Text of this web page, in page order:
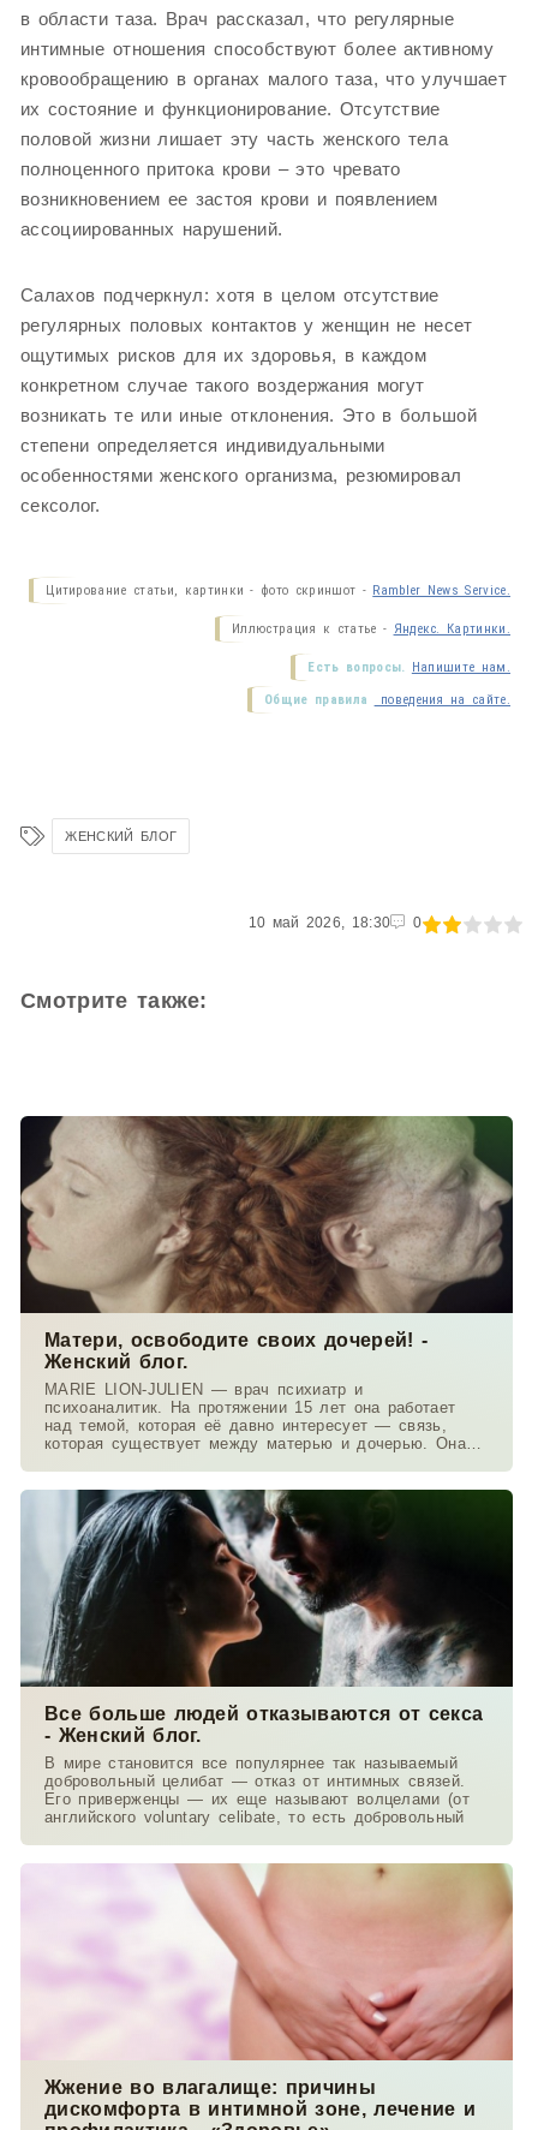
в области таза. Врач рассказал, что регулярные
интимные отношения способствуют более активному
кровообращению в органах малого таза, что улучшает
их состояние и функционирование. Отсутствие
половой жизни лишает эту часть женского тела
полноценного притока крови – это чревато
возникновением ее застоя крови и появлением
ассоциированных нарушений.
Салахов подчеркнул: хотя в целом отсутствие
регулярных половых контактов у женщин не несет
ощутимых рисков для их здоровья, в каждом
конкретном случае такого воздержания могут
возникать те или иные отклонения. Это в большой
степени определяется индивидуальными
особенностями женского организма, резюмировал
сексолог.
Цитирование статьи, картинки - фото скриншот - Rambler News Service.
Иллюстрация к статье - Яндекс. Картинки.
Есть вопросы. Напишите нам.
Общие правила поведения на сайте.
ЖЕНСКИЙ БЛОГ
10 май 2026, 18:30 0
1 2 3 4 5
Смотрите также:
Матери, освободите своих дочерей! -
Женский блог.
MARIE LION-JULIEN — врач психиатр и
психоаналитик. На протяжении 15 лет она работает
над темой, которая её давно интересует — связь,
которая существует между матерью и дочерью. Она
Все больше людей отказываются от секса
- Женский блог.
В мире становится все популярнее так называемый
добровольный целибат — отказ от интимных связей.
Его приверженцы — их еще называют волцелами (от
английского voluntary celibate, то есть добровольный
Жжение во влагалище: причины
дискомфорта в интимной зоне, лечение и